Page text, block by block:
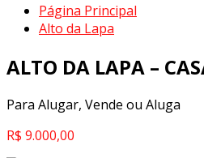
Página Principal
Alto da Lapa
ALTO DA LAPA –
Para Alugar, Vende ou Aluga
R$ 9.000,00